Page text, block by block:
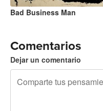
Bad Business Man
Comentarios
Dejar un comentario